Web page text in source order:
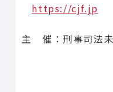
https://cjf.jp
主 催：刑事司法未